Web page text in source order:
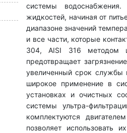
системы
жидкостей, начиная от
диапазоне значений
и все части, которые
304, AISI 316 методом
предотвращает
увеличенный срок службы
широкое применение в
установках и очистных
системы ультра-
комплектуются
позволяет использовать